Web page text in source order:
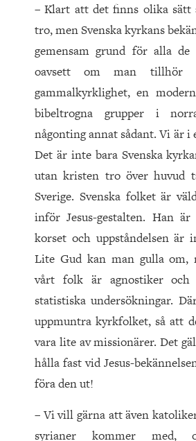
– Klart att det finns olika
tro, men Svenska kyrkans
gemensam grund för alla de
oavsett om man tillhör
gammalkyrklighet, en
bibeltrogna grupper i
någonting annat sådant. Vi är
Det är inte bara Svenska
utan kristen tro över huvud
Sverige. Svenska folket är
inför Jesus-gestalten. Han är
korset och uppståndelsen är
Lite Gud kan man gulla om,
vårt folk är agnostiker och
statistiska undersökningar.
uppmuntra kyrkfolket, så att
vara lite av missionärer. Det
hålla fast vid Jesus-
föra den ut!
– Vi vill gärna att även
syrianer kommer med,